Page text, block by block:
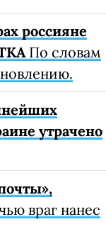
россияне
По словам
утрачено
враг нанес